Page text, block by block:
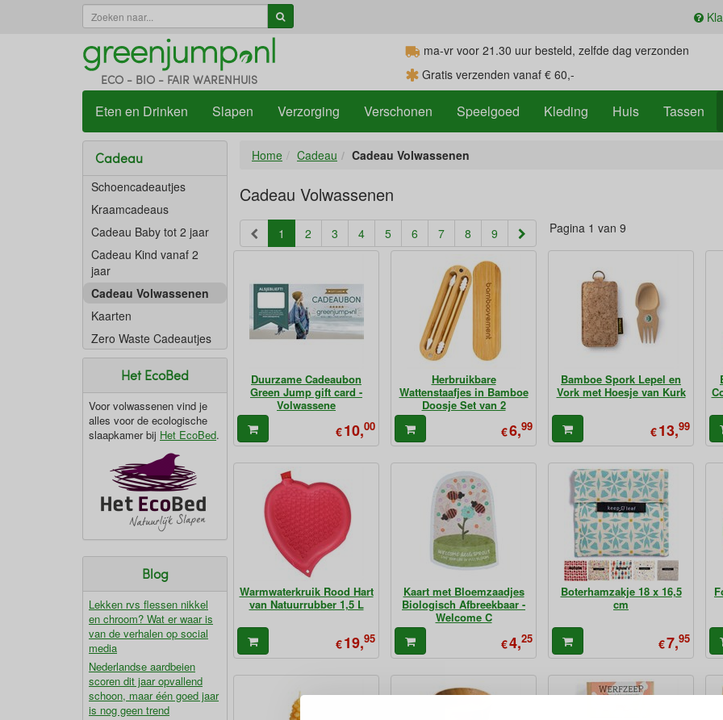
ECO - BIO - FAIR WARENHUIS
ma-vr voor 21.30 uur besteld, zelfde dag verzonden
Gratis verzenden vanaf € 60,-
Eten en Drinken Slapen Verzorging Verschonen Speelgoed Kleding Huis Tassen
Cadeau
Schoencadeautjes
Kraamcadeaus
Cadeau Baby tot 2 jaar
Cadeau Kind vanaf 2
jaar
Cadeau Volwassenen
Kaarten
Zero Waste Cadeautjes
Het EcoBed
Voor volwassenen vind je
alles voor de ecologische
slaapkamer bij Het EcoBed.
Blog
Lekken rvs flessen nikkel
en chroom? Wat er waar is
van de verhalen op social
media
Nederlandse aardbeien
scoren dit jaar opvallend
schoon, maar één goed jaar
is nog geen trend
Home Cadeau Cadeau Volwassenen
Cadeau Volwassenen
1 (current)
2 3 4 5 6 7 8 9 Pagina 1 van 9
Duurzame Cadeaubon
Green Jump gift card -
Volwassene
€10,00
Herbruikbare
Wattenstaafjes in Bamboe
Doosje Set van 2
€6,99
Bamboe Spork Lepel en
Vork met Hoesje van Kurk
€13,99
Warmwaterkruik Rood Hart
van Natuurrubber 1,5 L
€19,95
Kaart met Bloemzaadjes
Biologisch Afbreekbaar -
Welcome C
€4,25
Boterhamzakje 18 x 16,5
cm
€7,95